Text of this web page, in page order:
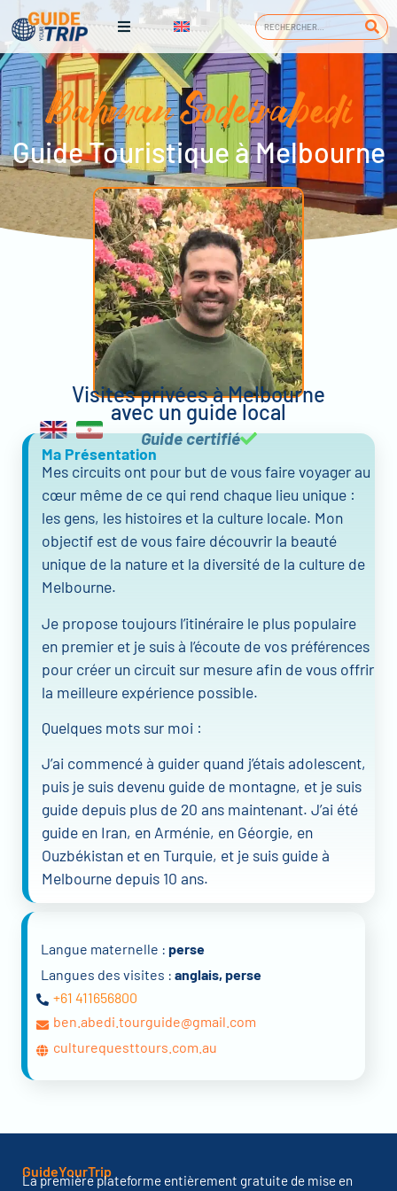
Bahman Sodeirabedi
Guide Touristique à Melbourne
Visites privées à Melbourne
avec un guide local
Guide certifié
Ma Présentation
Mes circuits ont pour but de vous faire voyager au
cœur même de ce qui rend chaque lieu unique :
les gens, les histoires et la culture locale. Mon
objectif est de vous faire découvrir la beauté
unique de la nature et la diversité de la culture de
Melbourne.
Je propose toujours l’itinéraire le plus populaire
en premier et je suis à l’écoute de vos préférences
pour créer un circuit sur mesure afin de vous offrir
la meilleure expérience possible.
Quelques mots sur moi :
J’ai commencé à guider quand j’étais adolescent,
puis je suis devenu guide de montagne, et je suis
guide depuis plus de 20 ans maintenant. J’ai été
guide en Iran, en Arménie, en Géorgie, en
Ouzbékistan et en Turquie, et je suis guide à
Melbourne depuis 10 ans.
Langue maternelle : perse
Langues des visites : anglais, perse
+61 411656800
ben.abedi.tourguide@gmail.com
culturequesttours.com.au
GuideYourTrip
La première plateforme entièrement gratuite de mise en